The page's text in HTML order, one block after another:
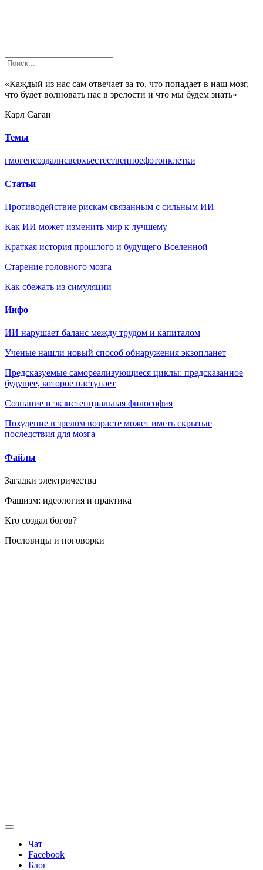
«Каждый из нас сам отвечает за то, что попадает в наш мозг,
что будет волновать нас в зрелости и что мы будем знать»
Карл Саган
Темы
гмогенсоздалисверхъестественноефотонклетки
Статьи
Противодействие рискам связанным с сильным ИИ
Как ИИ может изменить мир к лучшему
Краткая история прошлого и будущего Вселенной
Старение головного мозга
Как сбежать из симуляции
Инфо
ИИ нарушает баланс между трудом и капиталом
Ученые нашли новый способ обнаружения экзопланет
Предсказуемые самореализующиеся циклы: предсказанное
будущее, которое наступает
Сознание и экзистенциальная философия
Похудение в зрелом возрасте может иметь скрытые
последствия для мозга
Файлы
Загадки электричества
Фашизм: идеология и практика
Кто создал богов?
Пословицы и поговорки
Чат
Facebook
Блог